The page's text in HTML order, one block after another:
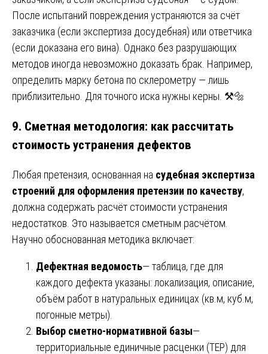
После испытаний повреждения устраняются за счёт
заказчика (если экспертиза досудебная) или ответчика
(если доказана его вина). Однако без разрушающих
методов иногда невозможно доказать брак. Например,
определить марку бетона по склерометру — лишь
приблизительно. Для точного иска нужны керны. ⚒️🔩
9. Сметная методология: как рассчитать
стоимость устранения дефектов
Любая претензия, основанная на судебная экспертиза
строений для оформления претензии по качеству,
должна содержать расчёт стоимости устранения
недостатков. Это называется сметным расчётом.
Научно обоснованная методика включает:
Дефектная ведомость— таблица, где для
каждого дефекта указаны: локализация, описание,
объём работ в натуральных единицах (кв.м, куб.м,
погонные метры).
Выбор сметно-нормативной базы—
территориальные единичные расценки (ТЕР) для